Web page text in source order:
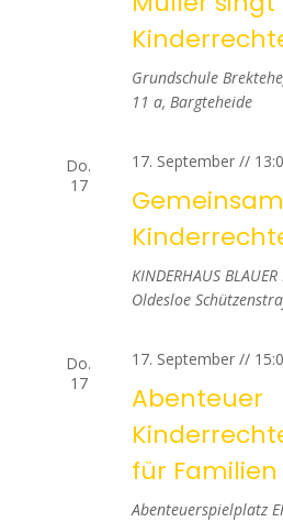
Grundschule
11 a, Bargteheide
Do.
17
17. September //
KINDERHAUS
Oldesloe
Do.
17
17. September //
Abenteuer
für Familien
Abenteuerspielplatz